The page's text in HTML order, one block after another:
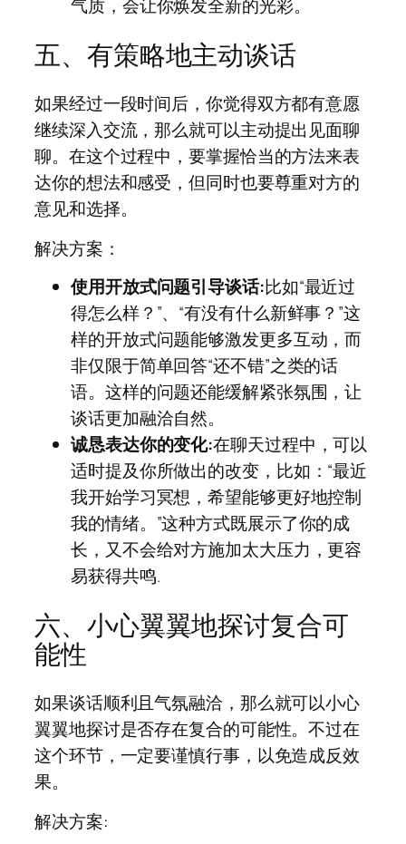
气质，会让你焕发全新的光彩。
五、有策略地主动谈话
如果经过一段时间后，你觉得双方都有意愿
继续深入交流，那么就可以主动提出见面聊
聊。在这个过程中，要掌握恰当的方法来表
达你的想法和感受，但同时也要尊重对方的
意见和选择。
解决方案：
使用开放式问题引导谈话:比如“最近过
得怎么样？”、“有没有什么新鲜事？”这
样的开放式问题能够激发更多互动，而
非仅限于简单回答“还不错”之类的话
语。这样的问题还能缓解紧张氛围，让
谈话更加融洽自然。
诚恳表达你的变化:在聊天过程中，可以
适时提及你所做出的改变，比如：“最近
我开始学习冥想，希望能够更好地控制
我的情绪。”这种方式既展示了你的成
长，又不会给对方施加太大压力，更容
易获得共鸣.
六、小心翼翼地探讨复合可
能性
如果谈话顺利且气氛融洽，那么就可以小心
翼翼地探讨是否存在复合的可能性。不过在
这个环节，一定要谨慎行事，以免造成反效
果。
解决方案: